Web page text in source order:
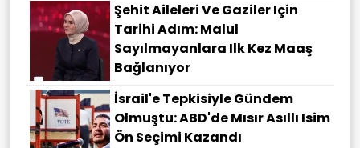
Şehit Aileleri Ve Gaziler Için
Tarihi Adım: Malul
Sayılmayanlara Ilk Kez Maaş
Bağlanıyor
İsrail'e Tepkisiyle Gündem
Olmuştu: ABD'de Mısır Asıllı Isim
Ön Seçimi Kazandı